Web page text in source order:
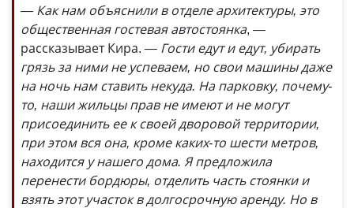
— Как нам объяснили в отделе архитектуры, это
общественная гостевая автостоянка, —
рассказывает Кира. — Гости едут и едут, убирать
грязь за ними не успеваем, но свои машины даже
на ночь нам ставить некуда. На парковку, почему-
то, наши жильцы прав не имеют и не могут
присоединить ее к своей дворовой территории,
при этом вся она, кроме каких-то шести метров,
находится у нашего дома. Я предложила
перенести бордюры, отделить часть стоянки и
взять этот участок в долгосрочную аренду. Но в